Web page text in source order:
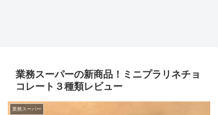
業務スーパーの新商品！ミニプラリネチョ
コレート３種類レビュー
業務スーパー